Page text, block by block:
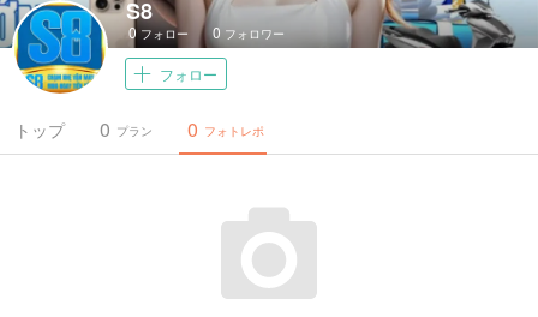
S8
0フォロー 0 フォロワー
フォロー
トップ プラン
0 フォトレポ
0